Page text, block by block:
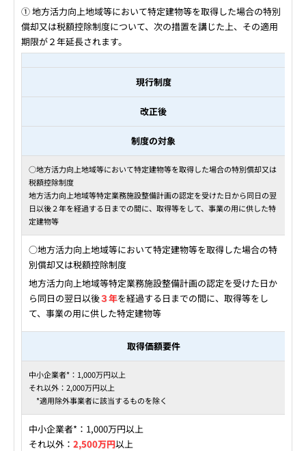
① 地方活力向上地域等において特定建物等を取得した場合の特別
償却又は税額控除制度について、次の措置を講じた上、その適用
期限が２年延長されます。
現行制度
改正後
制度の対象
○地方活力向上地域等において特定建物等を取得した場合の特別償却又は
税額控除制度
地方活力向上地域等特定業務施設整備計画の認定を受けた日から同日の翌
日以後２年を経過する日までの間に、取得等をして、事業の用に供した特
定建物等
○地方活力向上地域等において特定建物等を取得した場合の特
別償却又は税額控除制度
地方活力向上地域等特定業務施設整備計画の認定を受けた日か
ら同日の翌日以後３年を経過する日までの間に、取得等をし
て、事業の用に供した特定建物等
取得価額要件
中小企業者*：1,000万円以上
それ以外：2,000万円以上
*適用除外事業者に該当するものを除く
中小企業者*：1,000万円以上
それ以外： 2,500万円以上